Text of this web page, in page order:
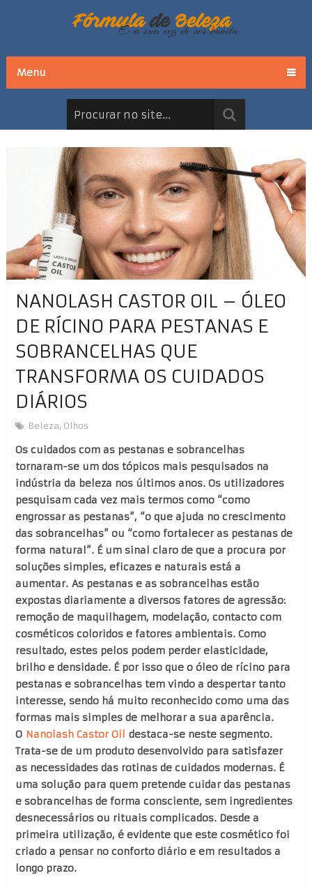
Menu
NANOLASH CASTOR OIL – ÓLEO
DE RÍCINO PARA PESTANAS E
SOBRANCELHAS QUE
TRANSFORMA OS CUIDADOS
DIÁRIOS
Beleza, Olhos
Os cuidados com as pestanas e sobrancelhas
tornaram-se um dos tópicos mais pesquisados na
indústria da beleza nos últimos anos. Os utilizadores
pesquisam cada vez mais termos como “como
engrossar as pestanas”, “o que ajuda no crescimento
das sobrancelhas” ou “como fortalecer as pestanas de
forma natural”. É um sinal claro de que a procura por
soluções simples, eficazes e naturais está a
aumentar. As pestanas e as sobrancelhas estão
expostas diariamente a diversos fatores de agressão:
remoção de maquilhagem, modelação, contacto com
cosméticos coloridos e fatores ambientais. Como
resultado, estes pelos podem perder elasticidade,
brilho e densidade. É por isso que o óleo de rícino para
pestanas e sobrancelhas tem vindo a despertar tanto
interesse, sendo há muito reconhecido como uma das
formas mais simples de melhorar a sua aparência.
O Nanolash Castor Oil destaca-se neste segmento.
Trata-se de um produto desenvolvido para satisfazer
as necessidades das rotinas de cuidados modernas. É
uma solução para quem pretende cuidar das pestanas
e sobrancelhas de forma consciente, sem ingredientes
desnecessários ou rituais complicados. Desde a
primeira utilização, é evidente que este cosmético foi
criado a pensar no conforto diário e em resultados a
longo prazo.